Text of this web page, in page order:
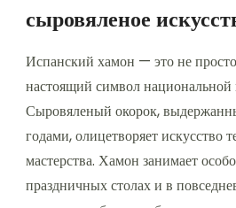
сыровяленое
Испанский хамон — это не просто
настоящий символ национальной
Сыровяленый окорок,
годами, олицетворяет искусство
мастерства. Хамон занимает
праздничных столах и в